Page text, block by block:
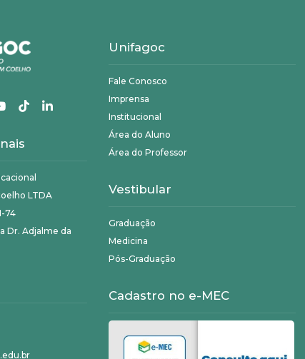
LTDA
74
Dr. Adjalme da
Unifagoc
Fale Conosco
Imprensa
Institucional
Área do Aluno
Área do Professor
Vestibular
Graduação
Medicina
Pós-Graduação
Cadastro no e-MEC